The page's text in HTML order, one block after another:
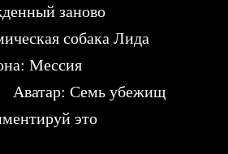
заново
собака Лида
Мессия
Аватар: Семь убежищ
это